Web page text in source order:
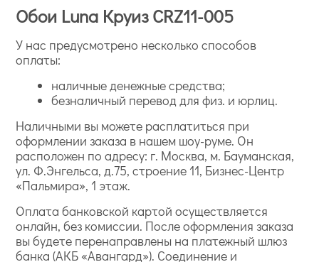
Обои Luna Круиз CRZ11-005
У нас предусмотрено несколько способов
оплаты:
наличные денежные средства;
безналичный перевод для физ. и юрлиц.
Наличными вы можете расплатиться при
оформлении заказа в нашем шоу-руме. Он
расположен по адресу: г. Москва, м. Бауманская,
ул. Ф.Энгельса, д.75, строение 11, Бизнес-Центр
«Пальмира», 1 этаж.
Оплата банковской картой осуществляется
онлайн, без комиссии. После оформления заказа
вы будете перенаправлены на платежный шлюз
банка (АКБ «Авангард»). Соединение и